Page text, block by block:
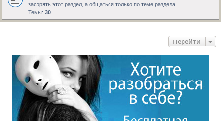
засорять этот раздел, а общаться только по теме раздела
Темы: 30
Перейти